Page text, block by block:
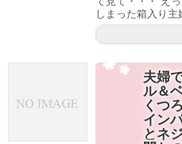
しまった箱入り主
夫婦
ル＆
くつ
イン
とネ